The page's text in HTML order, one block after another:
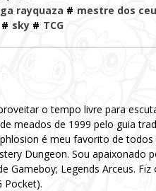
rayquaza # mestre dos
# sky # TCG
o tempo livre para
meados de 1999 pelo guia
é meu favorito de
Dungeon. Sou apaixonado
Gameboy; Legends Arceus.
Pocket).